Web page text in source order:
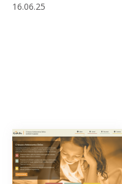
16.06.25